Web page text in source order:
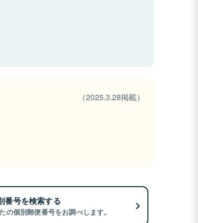
（2025.3.28掲載）
番号を検索する
の個別郵便番号をお調べします。